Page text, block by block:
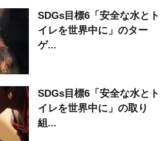
SDGs目標6「安全な水とト
イレを世界中に」のター
ゲ...
SDGs目標6「安全な水とト
イレを世界中に」の取り
組...